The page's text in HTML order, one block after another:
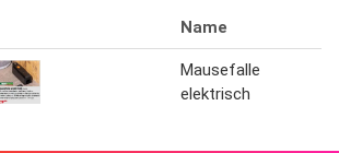
Name
Mausefalle
elektrisch